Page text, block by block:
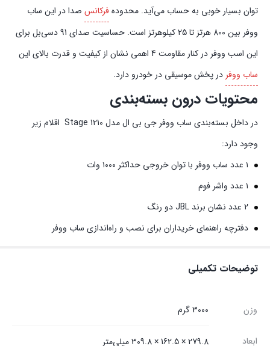
توان بسیار خوبی به حساب می‌آید. محدودهفرکانس صدا در این ساب
ووفر بین 800 هرتز تا 25 کیلوهرتز است. حساسیت صدای 91 دسی‌بل برای
این اسب ووفر در کنار مقاومت 4 اهمی نشان از کیفیت و قدرت بالای این
ساب ووفر در پخش موسیقی در خودرو دارد.
محتویات درون بسته‌بندی
در داخل بسته‌بندی ساب ووفر جی بی ال مدل 1210 Stage اقلام زیر
وجود دارد:
۱ عدد ساب ووفر با توان خروجی حداکثر ۱۰۰۰ وات
۱ عدد واشر فوم
2 عدد نشان برند JBL دو رنگ
دفترچه راهنمای خریداران برای نصب و راه‌اندازی ساب ووفر
توضیحات تکمیلی
وزن 3000 گرم
ابعاد 279.8 × 162.5 × 309.8 میلی‌متر